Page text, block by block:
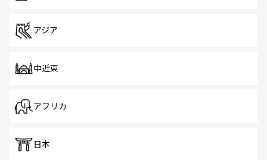
アジア
中近東
アフリカ
日本